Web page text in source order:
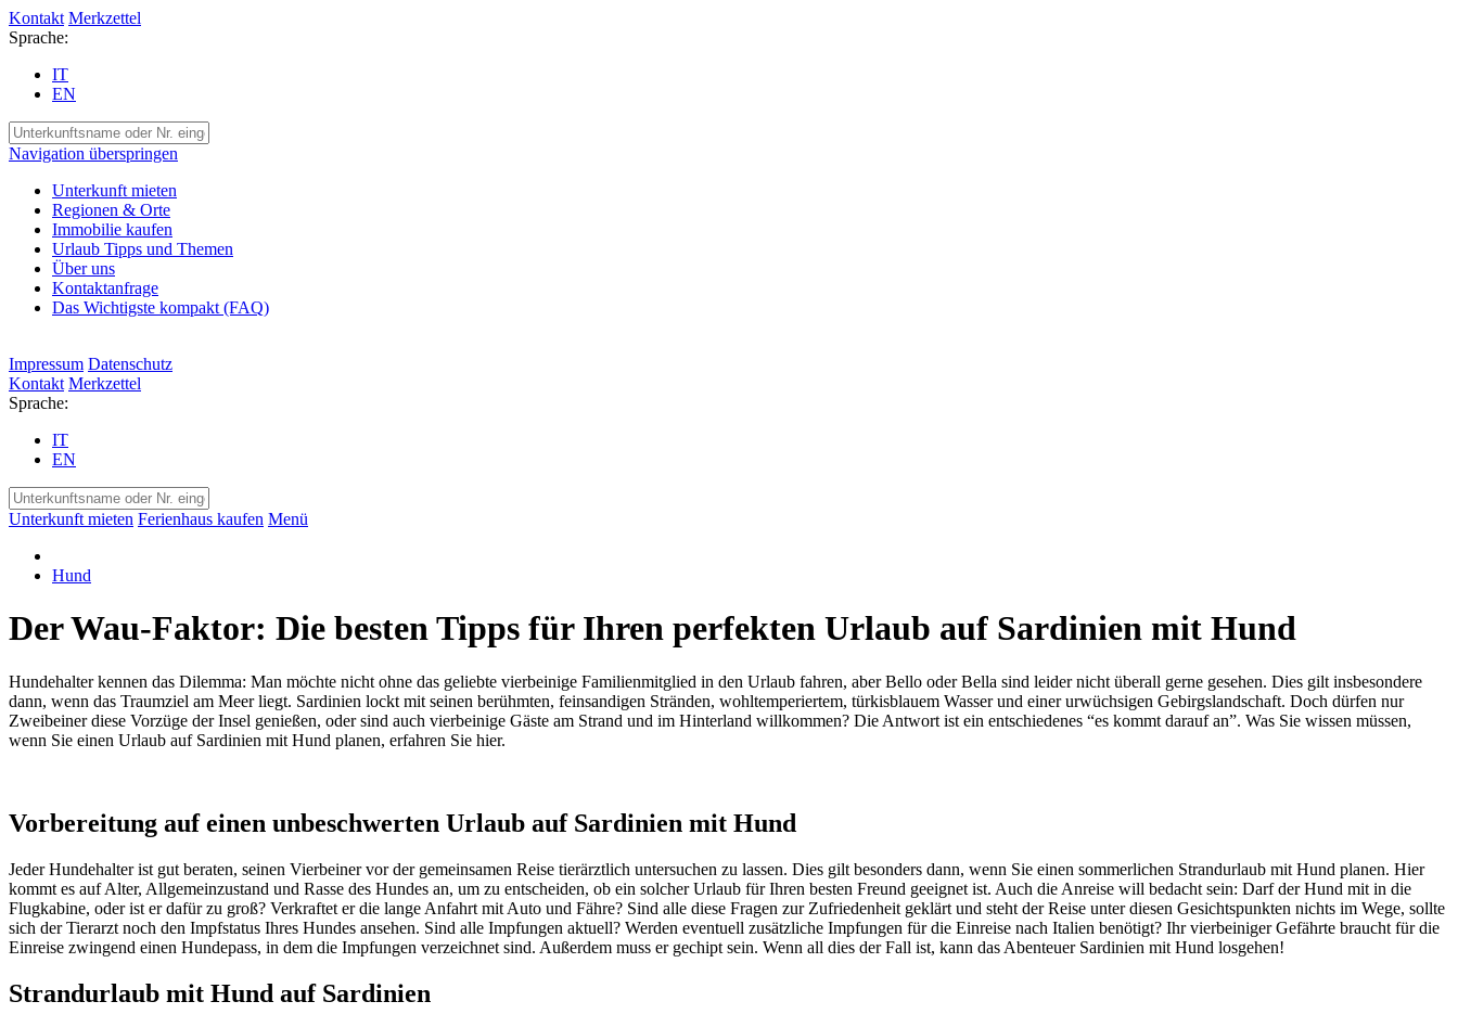
Kontakt Merkzettel
Sprache:
IT
EN
Navigation überspringen
Unterkunft mieten
Regionen & Orte
Immobilie kaufen
Urlaub Tipps und Themen
Über uns
Kontaktanfrage
Das Wichtigste kompakt (FAQ)
Impressum Datenschutz
Kontakt Merkzettel
Sprache:
IT
EN
Unterkunft mieten Ferienhaus kaufen Menü
Hund
Der Wau-Faktor: Die besten Tipps für Ihren perfekten Urlaub auf Sardinien mit Hund
Hundehalter kennen das Dilemma: Man möchte nicht ohne das geliebte vierbeinige Familienmitglied in den Urlaub fahren, aber Bello oder Bella sind leider nicht überall gerne gesehen. Dies gilt insbesondere
dann, wenn das Traumziel am Meer liegt. Sardinien lockt mit seinen berühmten, feinsandigen Stränden, wohltemperiertem, türkisblauem Wasser und einer urwüchsigen Gebirgslandschaft. Doch dürfen nur
Zweibeiner diese Vorzüge der Insel genießen, oder sind auch vierbeinige Gäste am Strand und im Hinterland willkommen? Die Antwort ist ein entschiedenes “es kommt darauf an”. Was Sie wissen müssen,
wenn Sie einen Urlaub auf Sardinien mit Hund planen, erfahren Sie hier.
Vorbereitung auf einen unbeschwerten Urlaub auf Sardinien mit Hund
Jeder Hundehalter ist gut beraten, seinen Vierbeiner vor der gemeinsamen Reise tierärztlich untersuchen zu lassen. Dies gilt besonders dann, wenn Sie einen sommerlichen Strandurlaub mit Hund planen. Hier
kommt es auf Alter, Allgemeinzustand und Rasse des Hundes an, um zu entscheiden, ob ein solcher Urlaub für Ihren besten Freund geeignet ist. Auch die Anreise will bedacht sein: Darf der Hund mit in die
Flugkabine, oder ist er dafür zu groß? Verkraftet er die lange Anfahrt mit Auto und Fähre? Sind alle diese Fragen zur Zufriedenheit geklärt und steht der Reise unter diesen Gesichtspunkten nichts im Wege, sollte
sich der Tierarzt noch den Impfstatus Ihres Hundes ansehen. Sind alle Impfungen aktuell? Werden eventuell zusätzliche Impfungen für die Einreise nach Italien benötigt? Ihr vierbeiniger Gefährte braucht für die
Einreise zwingend einen Hundepass, in dem die Impfungen verzeichnet sind. Außerdem muss er gechipt sein. Wenn all dies der Fall ist, kann das Abenteuer Sardinien mit Hund losgehen!
Strandurlaub mit Hund auf Sardinien